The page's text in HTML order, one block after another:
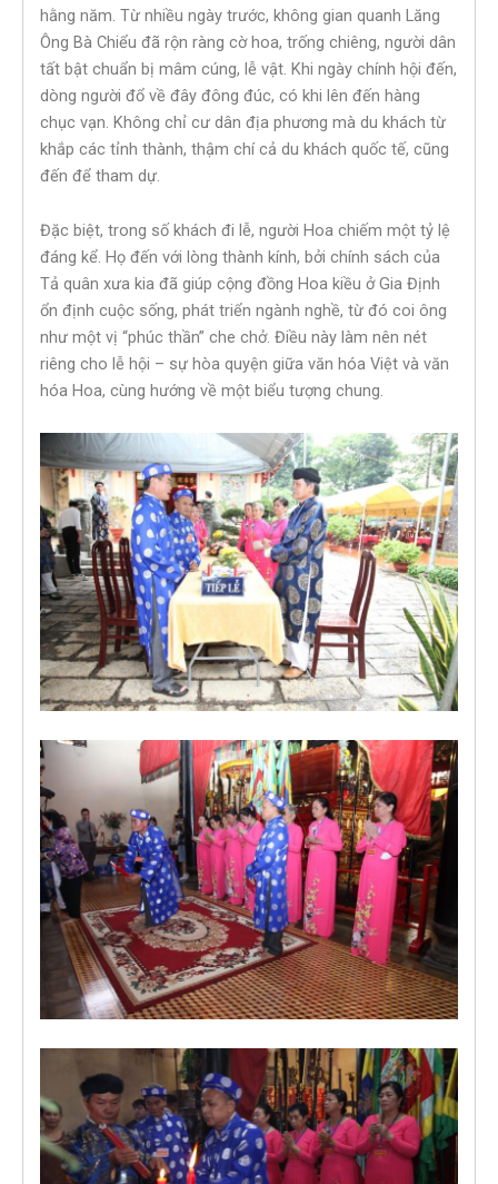
hằng năm. Từ nhiều ngày trước, không gian quanh Lăng
Ông Bà Chiểu đã rộn ràng cờ hoa, trống chiêng, người dân
tất bật chuẩn bị mâm cúng, lễ vật. Khi ngày chính hội đến,
dòng người đổ về đây đông đúc, có khi lên đến hàng
chục vạn. Không chỉ cư dân địa phương mà du khách từ
khắp các tỉnh thành, thậm chí cả du khách quốc tế, cũng
đến để tham dự.
Đặc biệt, trong số khách đi lễ, người Hoa chiếm một tỷ lệ
đáng kể. Họ đến với lòng thành kính, bởi chính sách của
Tả quân xưa kia đã giúp cộng đồng Hoa kiều ở Gia Định
ổn định cuộc sống, phát triển ngành nghề, từ đó coi ông
như một vị “phúc thần” che chở. Điều này làm nên nét
riêng cho lễ hội – sự hòa quyện giữa văn hóa Việt và văn
hóa Hoa, cùng hướng về một biểu tượng chung.